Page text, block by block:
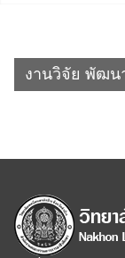
งานวิจัย พัฒน